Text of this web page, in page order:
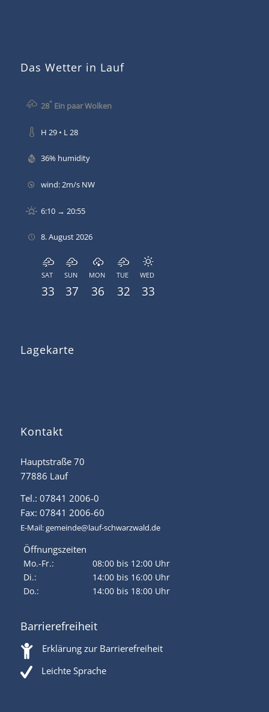
Das Wetter in Lauf
28°Ein paar Wolken
H 29 • L 28
36% humidity
wind: 2m/s NW
6:10 → 20:55
8. August 2026
SAT
33
SUN
37
MON
36
TUE
32
WED
33
Lagekarte
Kontakt
Hauptstraße 70
77886 Lauf
Tel.: 07841 2006-0
Fax: 07841 2006-60
E-Mail:gemeinde@lauf-schwarzwald.de
Öffnungszeiten
Mo.-Fr.:
08:00 bis 12:00 Uhr
Di.:
14:00 bis 16:00 Uhr
Do.:
14:00 bis 18:00 Uhr
Barrierefreiheit
Erklärung zur Barrierefreiheit
Leichte Sprache